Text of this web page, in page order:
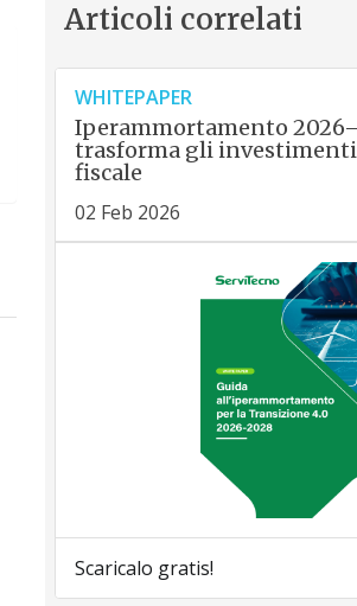
Articoli correlati
WHITEPAPER
Iperammortamento
trasforma gli
fiscale
02 Feb 2026
Scaricalo gratis!